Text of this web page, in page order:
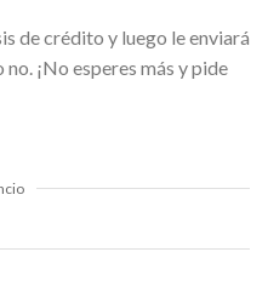
de crédito y luego le enviará
¡No esperes más y pide